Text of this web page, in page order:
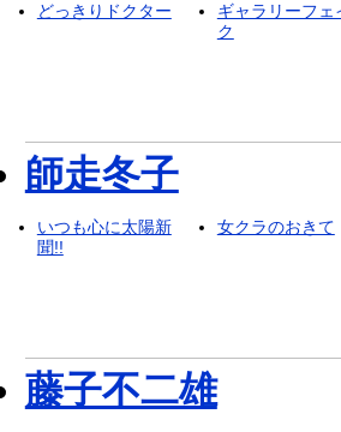
どっきりドクター
ギャラリーフェ
ク
師走冬子
いつも心に太陽新
聞!!
女クラのおきて
藤子不二雄